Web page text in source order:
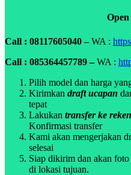
Call : 08117605040 –WA :
Call : 085364457789 –WA :
Pilih model dan harga
Kirimkan draft ucapan
tepat
Lakukan transfer ke
Konfirmasi transfer
Kami akan mengerjakan
selesai
Siap dikirim dan akan foto
di lokasi tujuan.